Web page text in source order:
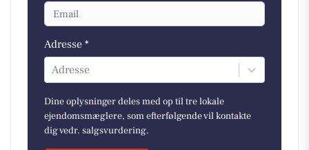
Adresse *
Adresse
Dine oplysninger deles med op til tre lokale
ejendomsmæglere, som efterfølgende vil kontakte
dig vedr. salgsvurdering.